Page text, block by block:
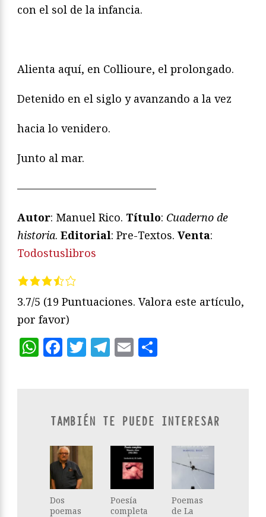
con el sol de la infancia.
Alienta aquí, en Collioure, el prolongado.
Detenido en el siglo y avanzando a la vez
hacia lo venidero.
Junto al mar.
—————————————
Autor: Manuel Rico. Título: Cuaderno de
historia. Editorial: Pre-Textos. Venta:
Todostuslibros
3.7/5 (19 Puntuaciones. Valora este artículo,
por favor)
WhatsApp
Facebook
Twitter
Telegram
Email
TAMBIÉN TE PUEDE INTERESAR
Dos
poemas
Poesía
completa
Poemas
de La